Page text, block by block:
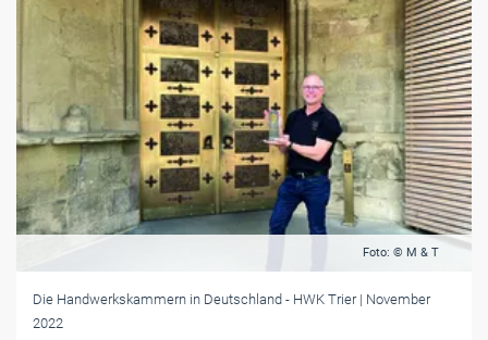
Foto: © M & T
Die Handwerkskammern in Deutschland - HWK Trier | November
2022